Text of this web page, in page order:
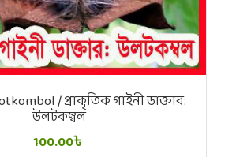
/ প্রাকৃতিক গাইনী ডাক্তার:
উলটকম্বল
100.00৳